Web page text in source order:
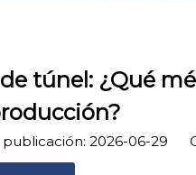
túnel: ¿Qué
2026-06-29